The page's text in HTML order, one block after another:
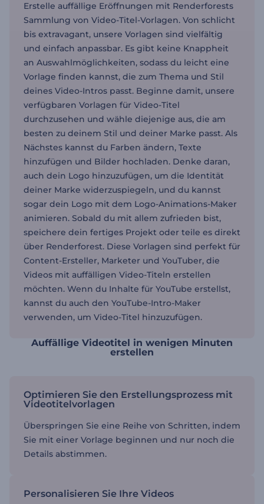
Erstelle auffällige Eröffnungen mit Renderforests
Sammlung von Video-Titel-Vorlagen. Von schlicht
bis extravagant, unsere Vorlagen sind vielfältig
und einfach anpassbar. Es gibt keine Knappheit
an Auswahlmöglichkeiten, sodass du leicht eine
Vorlage finden kannst, die zum Thema und Stil
deines Video-Intros passt. Beginne damit, unsere
verfügbaren Vorlagen für Video-Titel
durchzusehen und wähle diejenige aus, die am
besten zu deinem Stil und deiner Marke passt. Als
Nächstes kannst du Farben ändern, Texte
hinzufügen und Bilder hochladen. Denke daran,
auch dein Logo hinzuzufügen, um die Identität
deiner Marke widerzuspiegeln, und du kannst
sogar dein Logo mit dem Logo-Animations-Maker
animieren. Sobald du mit allem zufrieden bist,
speichere dein fertiges Projekt oder teile es direkt
über Renderforest. Diese Vorlagen sind perfekt für
Content-Ersteller, Marketer und YouTuber, die
Videos mit auffälligen Video-Titeln erstellen
möchten. Wenn du Inhalte für YouTube erstellst,
kannst du auch den YouTube-Intro-Maker
verwenden, um Video-Titel hinzuzufügen.
Auffällige Videotitel in wenigen Minuten
erstellen
Optimieren Sie den Erstellungsprozess mit
Videotitelvorlagen
Überspringen Sie eine Reihe von Schritten, indem
Sie mit einer Vorlage beginnen und nur noch die
Details abstimmen.
Personalisieren Sie Ihre Videos